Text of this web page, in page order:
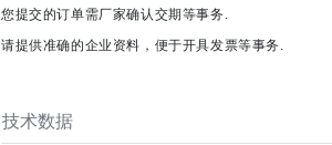
您提交的订单需厂家确认交期等事务.
请提供准确的企业资料，便于开具发票等事务.
技术数据